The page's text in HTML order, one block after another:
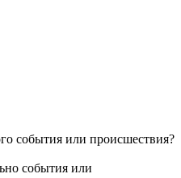
события или происшествия?
события или